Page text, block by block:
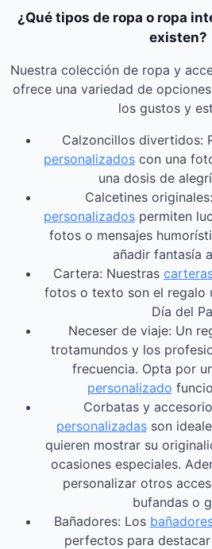
¿Qué tipos de ropa o ropa
existen?
Nuestra colección de ropa y
ofrece una variedad de
los gustos y
Calzoncillos divertidos:
personalizados con una
una dosis de
Calcetines
personalizados permiten
fotos o mensajes
añadir fantasía
Cartera: Nuestras
fotos o texto son el regalo
Día del
Neceser de viaje: Un
trotamundos y los
frecuencia. Opta por
personalizado
Corbatas y
personalizadasson
quieren mostrar su
ocasiones especiales.
personalizar otros
bufandas o
Bañadores: Los
perfectos para